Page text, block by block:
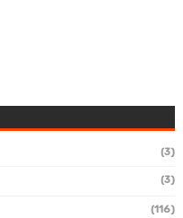
(3)
(3)
(116)